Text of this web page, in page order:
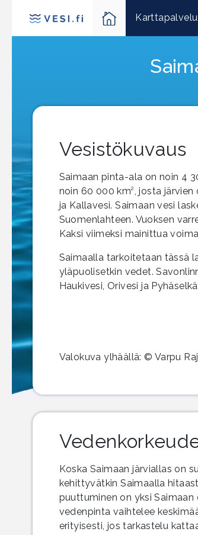
Karttapalvelu
Vesistökuvaus
Saimaan pinta-ala on noin 4
noin 60 000 km2, josta järvien
ja Kallavesi. Saimaan vesi
Suomenlahteen. Vuoksen
Kaksi viimeksi mainittua
Saimaalla tarkoitetaan tässä
yläpuolisetkin vedet.
Haukivesi, Orivesi ja
Valokuva ylhäällä: © Varpu
Koska Saimaan järviallas on
kehittyvätkin Saimaalla
puuttuminen on yksi
vedenpinta vaihtelee
erityisesti, jos tarkastelu